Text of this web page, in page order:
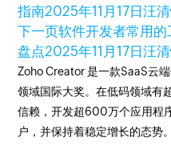
指南2025年11月17日汪
下一页软件开发者常用
盘点2025年11月17日汪
Zoho Creator 是一款SaaS云
领域国际大奖。在低码领域有
信赖，开发超600万个应用程
户，并保持着稳定增长的态势。